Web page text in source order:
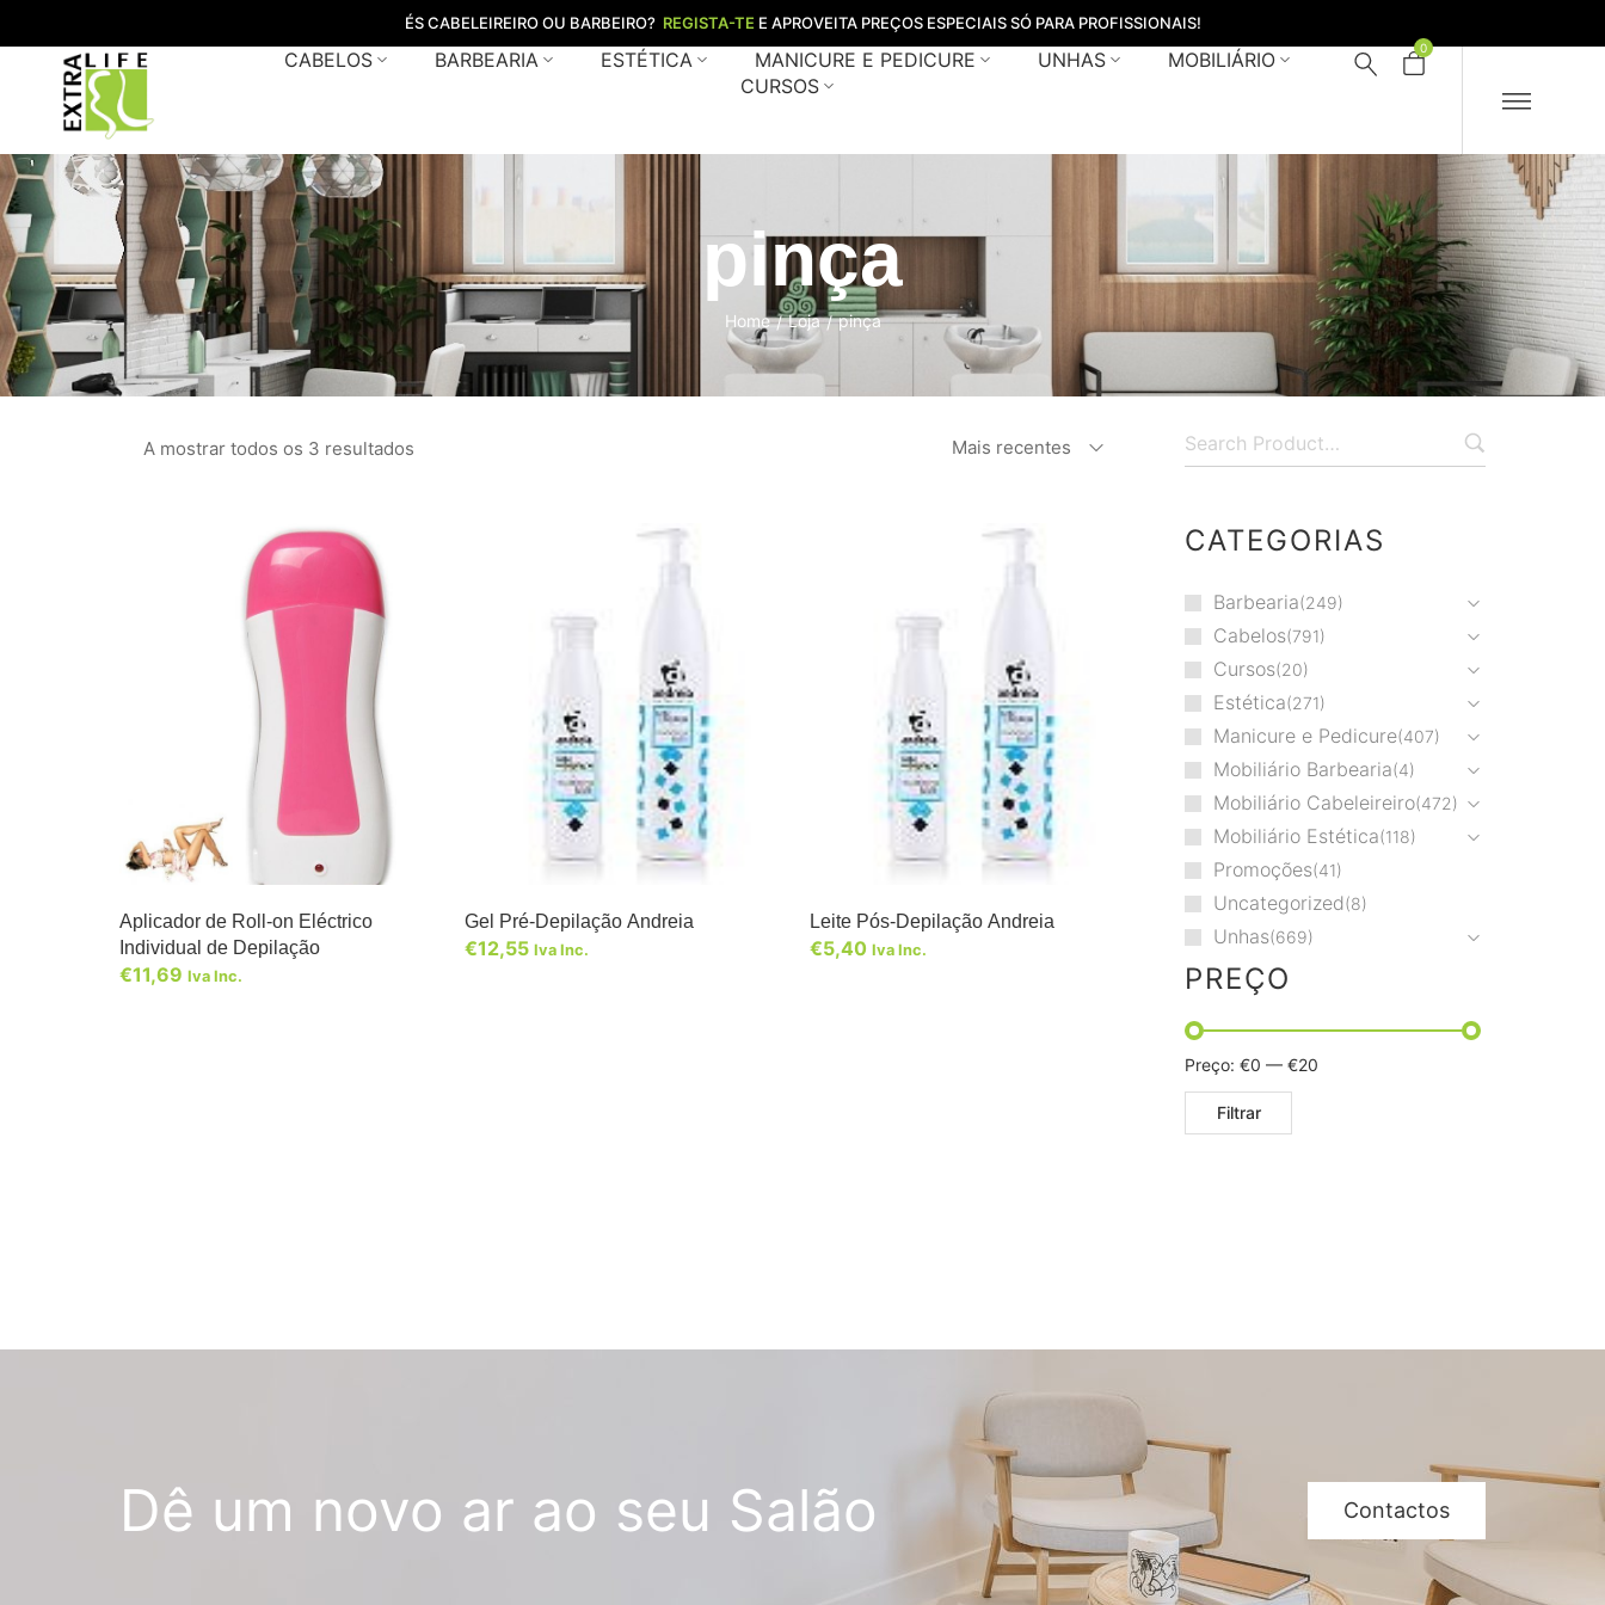
ÉS CABELEIREIRO OU BARBEIRO? REGISTA-TE E APROVEITA PREÇOS ESPECIAIS SÓ PARA PROFISSIONAIS!
CABELOS BARBEARIA ESTÉTICA MANICURE E PEDICURE UNHAS
MOBILIÁRIO
CURSOS
0
pinça
Home / Loja / pinça
A mostrar todos os 3 resultados Mais recentes
Aplicador de Roll-on Eléctrico
Individual de Depilação
€11,69 Iva Inc.
Gel Pré-Depilação Andreia
€12,55 Iva Inc.
Leite Pós-Depilação Andreia
€5,40 Iva Inc.
CATEGORIAS
Barbearia 249
Cabelos 791
Cursos 20
Estética 271
Manicure e Pedicure 407
Mobiliário Barbearia 4
Mobiliário Cabeleireiro 472
Mobiliário Estética 118
Promoções 41
Uncategorized 8
Unhas 669
PREÇO
Filtrar
Preço:€0 —€20
Dê um novo ar ao seu Salão Contactos